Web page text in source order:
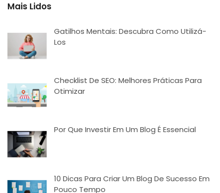
Mais Lidos
Gatilhos Mentais: Descubra Como Utilizá-
Los
Checklist De SEO: Melhores Práticas Para
Otimizar
Por Que Investir Em Um Blog É Essencial
10 Dicas Para Criar Um Blog De Sucesso Em
Pouco Tempo